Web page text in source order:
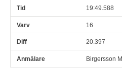
19:49.588
16
20.397
Birgersson